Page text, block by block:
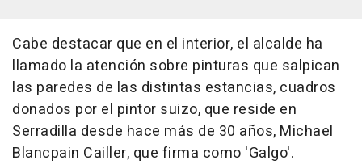
Cabe destacar que en el interior, el alcalde ha
llamado la atención sobre pinturas que salpican
las paredes de las distintas estancias, cuadros
donados por el pintor suizo, que reside en
Serradilla desde hace más de 30 años, Michael
Blancpain Cailler, que firma como 'Galgo'.